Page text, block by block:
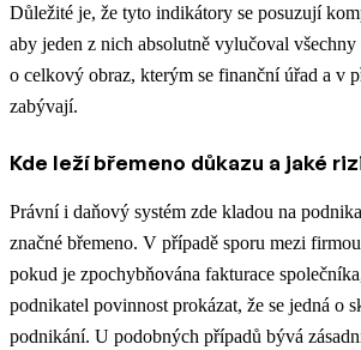
Důležité je, že tyto indikátory se posuzují
aby jeden z nich absolutně vylučoval všechny
o celkový obraz, kterým se finanční úřad a v
zabývají.
Kde leží břemeno důkazu a jaké
Právní i daňový systém zde kladou na
značné břemeno. V případě sporu mezi
pokud je zpochybňována fakturace
podnikatel povinnost prokázat, že se jedná o
podnikání. U podobných případů bývá